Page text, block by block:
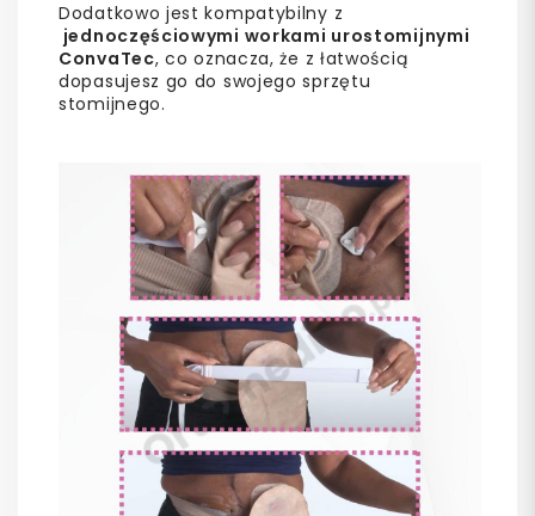
Dodatkowo jest kompatybilny z
jednoczęściowymi workami urostomijnymi
ConvaTec, co oznacza, że z łatwością
dopasujesz go do swojego sprzętu
stomijnego.